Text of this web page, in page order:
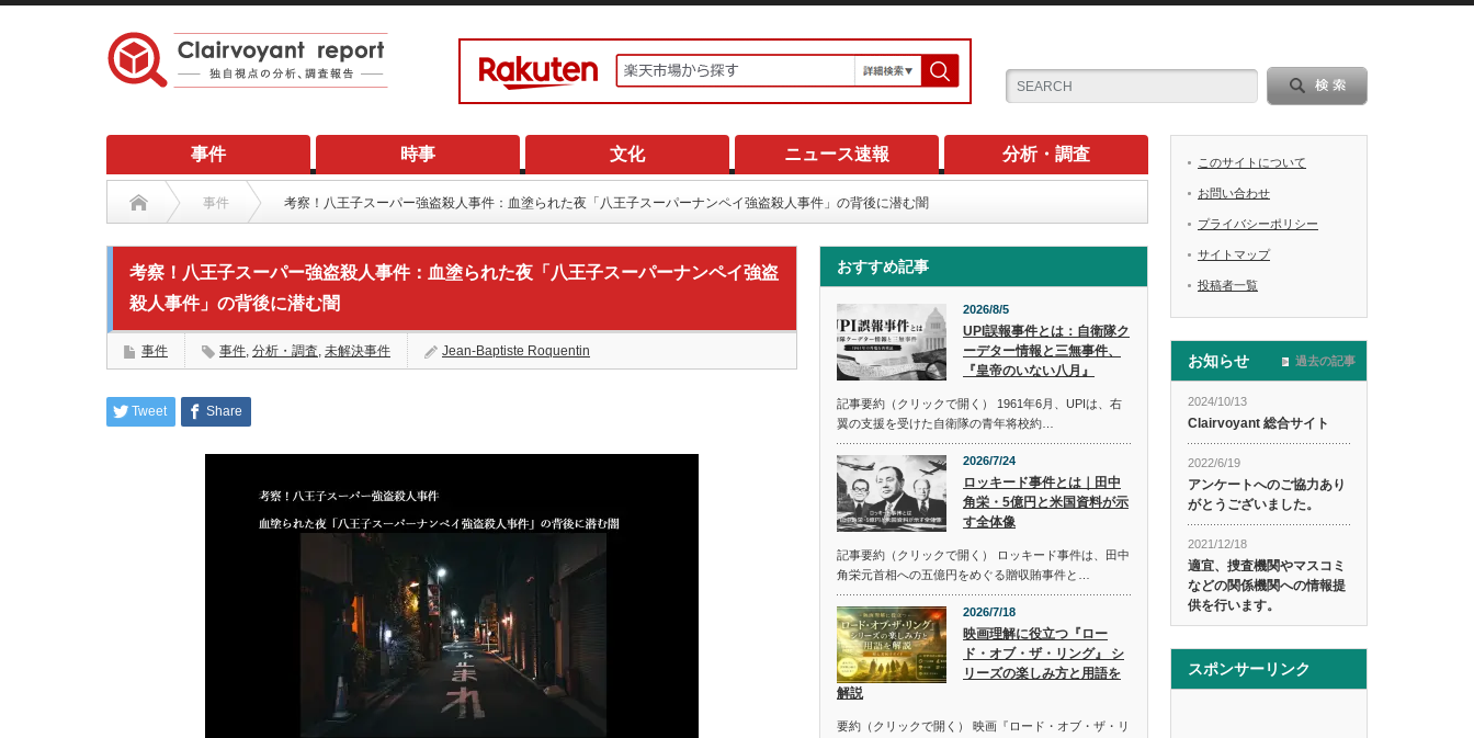
事件 時事 文化 ニュース速報 分析・調査
事件 考察！八王子スーパー強盗殺人事件：血塗られた夜「八王子スーパーナンペイ強盗殺人事件」の背後に潜む闇
考察！八王子スーパー強盗殺人事件：血塗られた夜「八王子スーパーナンペイ強盗
殺人事件」の背後に潜む闇
事件 事件, 分析・調査, 未解決事件 Jean-Baptiste Roquentin
Tweet Share
おすすめ記事
2026/8/5
UPI誤報事件とは：自衛隊ク
ーデター情報と三無事件、
『皇帝のいない八月』
記事要約（クリックで開く） 1961年6月、UPIは、右
翼の支援を受けた自衛隊の青年将校約…
2026/7/24
ロッキード事件とは｜田中
角栄・5億円と米国資料が示
す全体像
記事要約（クリックで開く） ロッキード事件は、田中
角栄元首相への五億円をめぐる贈収賄事件と…
2026/7/18
映画理解に役立つ『ロー
ド・オブ・ザ・リング』 シ
リーズの楽しみ方と用語を
解説
要約（クリックで開く） 映画『ロード・オブ・ザ・リ
このサイトについて
お問い合わせ
プライバシーポリシー
サイトマップ
投稿者一覧
お知らせ
2024/10/13
Clairvoyant 総合サイト
2022/6/19
アンケートへのご協力あり
がとうございました。
2021/12/18
適宜、捜査機関やマスコミ
などの関係機関への情報提
供を行います。
過去の記事
スポンサーリンク